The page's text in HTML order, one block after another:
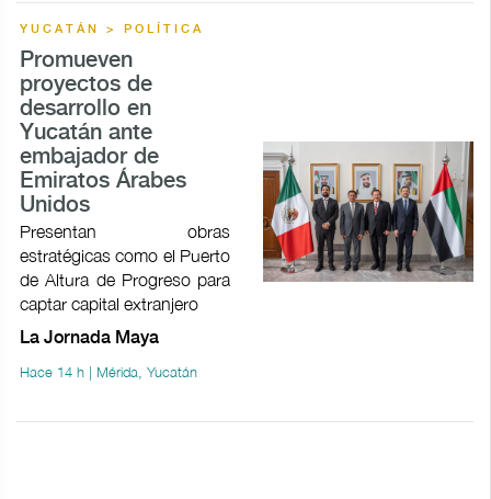
YUCATÁN > POLÍTICA
Promueven
proyectos de
desarrollo en
Yucatán ante
embajador de
Emiratos Árabes
Unidos
Presentan obras
estratégicas como el Puerto
de Altura de Progreso para
captar capital extranjero
La Jornada Maya
Hace 14 h | Mérida, Yucatán